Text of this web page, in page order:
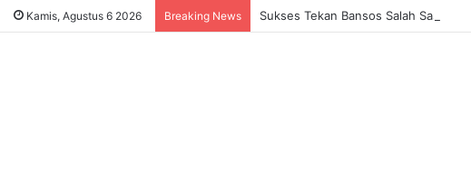
Kamis, Agustus 6 2026 Breaking News Sukses Tekan Bansos Salah